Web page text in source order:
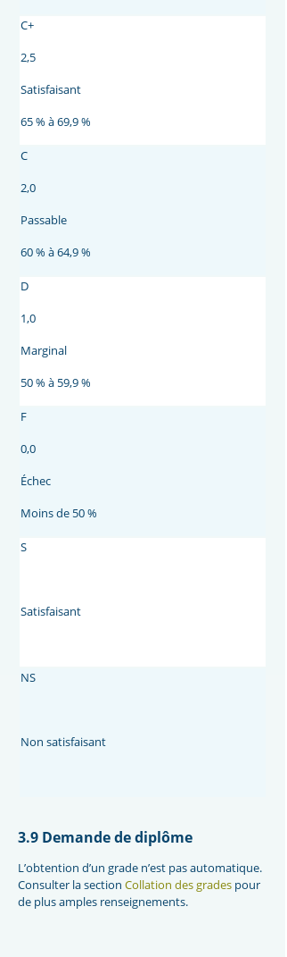
C+
2,5
Satisfaisant
65 % à 69,9 %
C
2,0
Passable
60 % à 64,9 %
D
1,0
Marginal
50 % à 59,9 %
F
0,0
Échec
Moins de 50 %
S
Satisfaisant
NS
Non satisfaisant
3.9 Demande de diplôme
L’obtention d’un grade n’est pas automatique.
Consulter la section Collation des grades pour
de plus amples renseignements.